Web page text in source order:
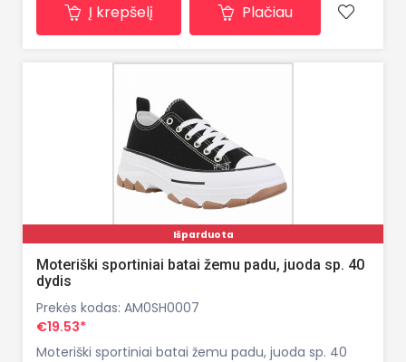
Pečių diržo aukštis (cm): 30-60 Pečių dirželis:
Reguliuojamas ir nuimamas peties dirželis ir
Į krepšelį Plačiau
Išparduota
Moteriški sportiniai batai žemu padu, juoda sp. 40
dydis
Prekės kodas: AM0SH0007
€19.53*
Moteriški sportiniai batai žemu padu, juoda sp. 40